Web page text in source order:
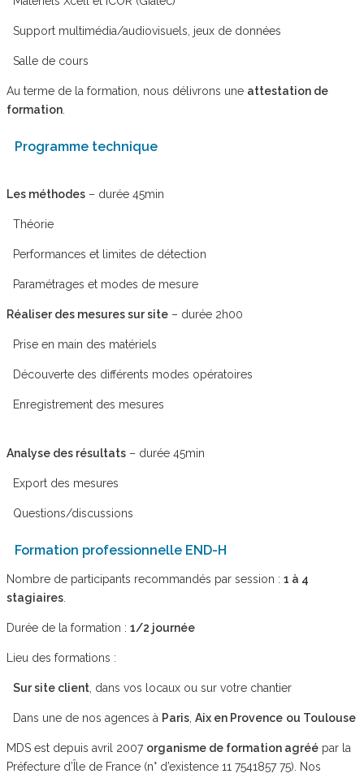
Support multimédia/audiovisuels, jeux de données
Salle de cours
Au terme de la formation, nous délivrons une attestation de
formation
Programme technique
Les méthodes – durée 45min
Théorie
Performances et limites de détection
Paramétrages et modes de mesure
Réaliser des mesures sur site – durée 2h00
Prise en main des matériels
Découverte des différents modes opératoires
Enregistrement des mesures
Analyse des résultats – durée 45min
Export des mesures
Questions/discussions
Formation professionnelle END-H
Nombre de participants recommandés par session : 1 à 4
stagiaires
Durée de la formation : 1/2 journée
Lieu des formations :
Sur site client , dans vos locaux ou sur votre chantier
Dans une de nos agences à Paris Aix en Provence ou Toulouse
MDS est depuis avril 2007 organisme de formation agréé par la
Préfecture d’Île de France (n° d’existence 11 7541857 75). Nos